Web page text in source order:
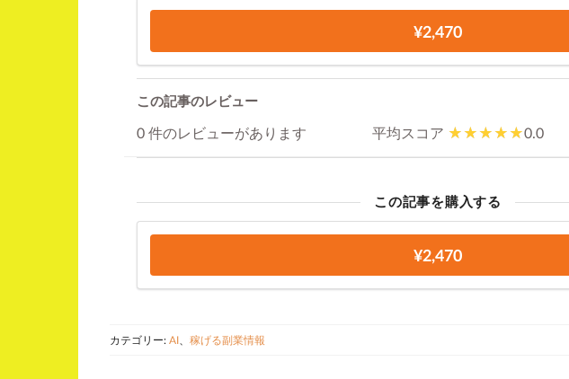
¥2,470
この記事のレビュー
0 件のレビューがあります 平均スコア 0.0
この記事を購入する
¥2,470
カテゴリー: AI 稼げる副業情報